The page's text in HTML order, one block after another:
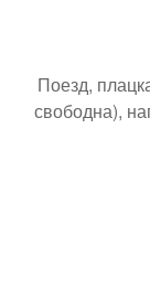
Поезд,
свободна),